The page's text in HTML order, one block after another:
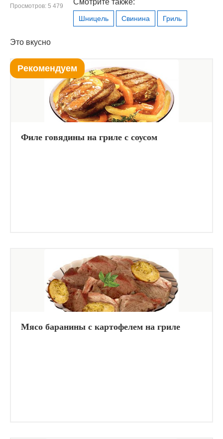
Просмотров: 5 479
Шницель Свинина Гриль
Это вкусно
Рекомендуем
Филе говядины на гриле с соусом
Мясо баранины с картофелем на гриле